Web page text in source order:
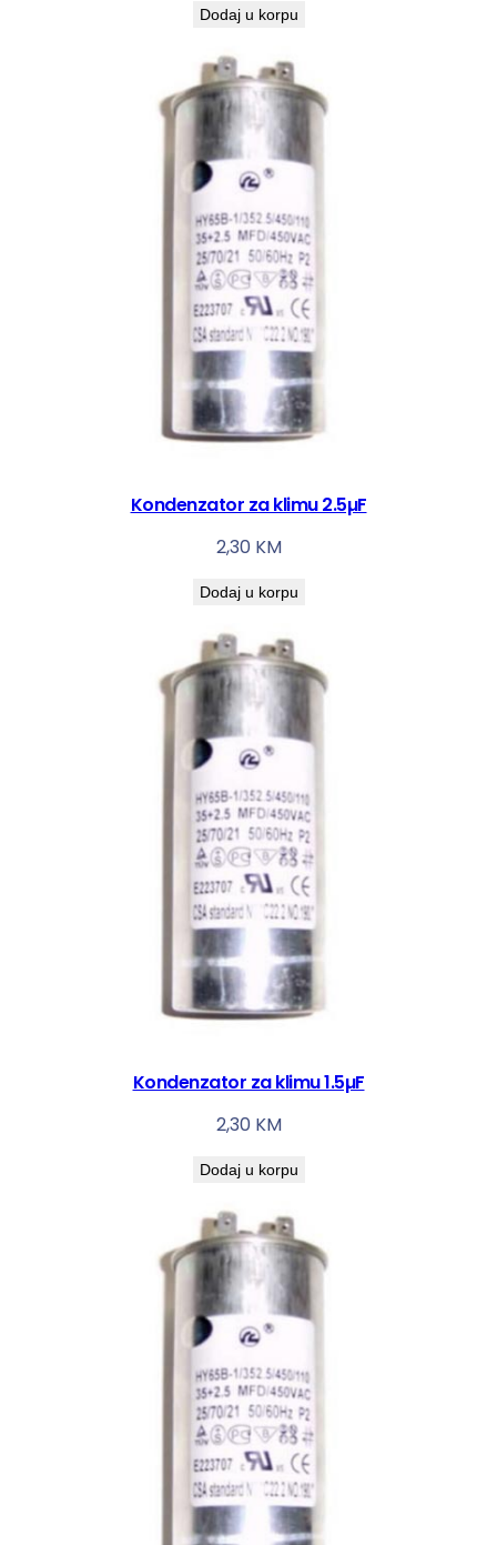
Dodaj u korpu
Kondenzator za klimu 2.5µF
2,30 KM
Dodaj u korpu
Kondenzator za klimu 1.5µF
2,30 KM
Dodaj u korpu